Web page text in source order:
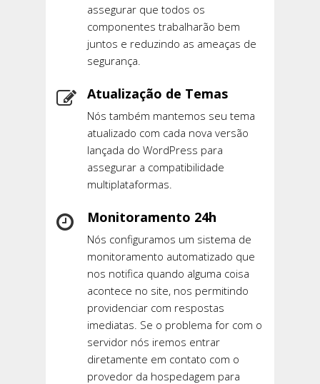
assegurar que todos os
componentes trabalharão bem
juntos e reduzindo as ameaças de
segurança.
Atualização de Temas
Nós também mantemos seu tema
atualizado com cada nova versão
lançada do WordPress para
assegurar a compatibilidade
multiplataformas.
Monitoramento 24h
Nós configuramos um sistema de
monitoramento automatizado que
nos notifica quando alguma coisa
acontece no site, nos permitindo
providenciar com respostas
imediatas. Se o problema for com o
servidor nós iremos entrar
diretamente em contato com o
provedor da hospedagem para